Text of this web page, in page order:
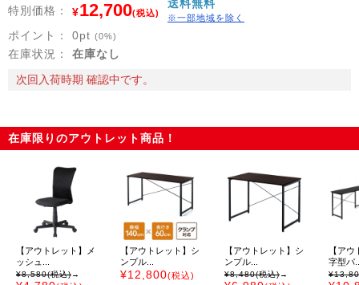
特別価格： ¥12,700(税込)
送料無料
※一部地域を除く
ポイント： 0pt (0%)
在庫状況：
在庫なし
次回入荷時期 確認中です。
在庫限りのアウトレット商品！
【アウトレット】メ
ッシュ...
¥8,580(税込)→
【アウトレット】シ
ンプル...
¥12,800(税込)
【アウトレット】シ
ンプル...
¥8,480(税込)→
【ア
字型パ